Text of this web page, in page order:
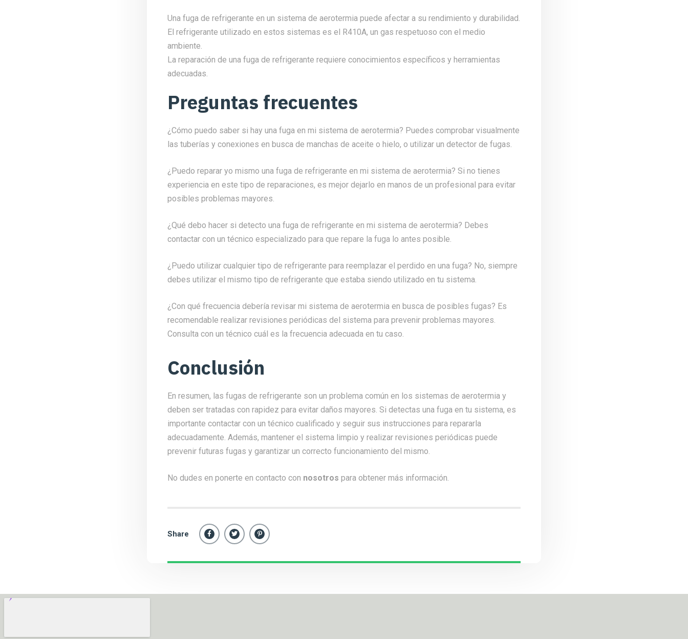
Una fuga de refrigerante en un sistema de aerotermia puede afectar a su rendimiento y durabilidad.
El refrigerante utilizado en estos sistemas es el R410A, un gas respetuoso con el medio
ambiente.
La reparación de una fuga de refrigerante requiere conocimientos específicos y herramientas
adecuadas.
Preguntas frecuentes
¿Cómo puedo saber si hay una fuga en mi sistema de aerotermia? Puedes comprobar visualmente
las tuberías y conexiones en busca de manchas de aceite o hielo, o utilizar un detector de fugas.
¿Puedo reparar yo mismo una fuga de refrigerante en mi sistema de aerotermia? Si no tienes
experiencia en este tipo de reparaciones, es mejor dejarlo en manos de un profesional para evitar
posibles problemas mayores.
¿Qué debo hacer si detecto una fuga de refrigerante en mi sistema de aerotermia? Debes
contactar con un técnico especializado para que repare la fuga lo antes posible.
¿Puedo utilizar cualquier tipo de refrigerante para reemplazar el perdido en una fuga? No, siempre
debes utilizar el mismo tipo de refrigerante que estaba siendo utilizado en tu sistema.
¿Con qué frecuencia debería revisar mi sistema de aerotermia en busca de posibles fugas? Es
recomendable realizar revisiones periódicas del sistema para prevenir problemas mayores.
Consulta con un técnico cuál es la frecuencia adecuada en tu caso.
Conclusión
En resumen, las fugas de refrigerante son un problema común en los sistemas de aerotermia y
deben ser tratadas con rapidez para evitar daños mayores. Si detectas una fuga en tu sistema, es
importante contactar con un técnico cualificado y seguir sus instrucciones para repararla
adecuadamente. Además, mantener el sistema limpio y realizar revisiones periódicas puede
prevenir futuras fugas y garantizar un correcto funcionamiento del mismo.
No dudes en ponerte en contacto con nosotros para obtener más información.
Share